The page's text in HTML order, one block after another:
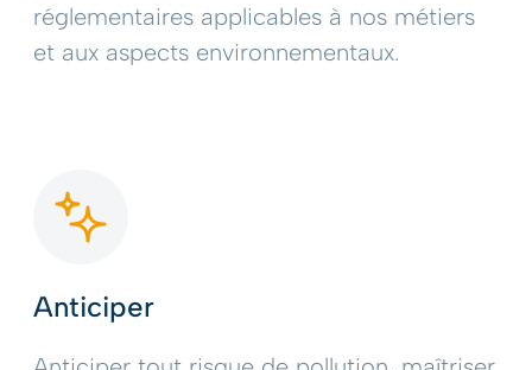
réglementaires applicables à nos métiers
et aux aspects environnementaux.
Anticiper